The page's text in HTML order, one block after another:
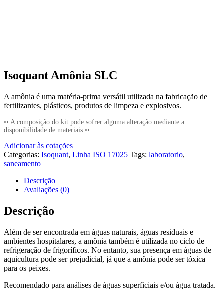
Isoquant Amônia SLC
A amônia é uma matéria-prima versátil utilizada na fabricação de
fertilizantes, plásticos, produtos de limpeza e explosivos.
•• A composição do kit pode sofrer alguma alteração mediante a
disponibilidade de materiais ••
Adicionar às cotações
Categorias: Isoquant, Linha ISO 17025 Tags: laboratorio,
saneamento
Descrição
Avaliações (0)
Descrição
Além de ser encontrada em águas naturais, águas residuais e
ambientes hospitalares, a amônia também é utilizada no ciclo de
refrigeração de frigoríficos. No entanto, sua presença em águas de
aquicultura pode ser prejudicial, já que a amônia pode ser tóxica
para os peixes.
Recomendado para análises de águas superficiais e/ou água tratada.